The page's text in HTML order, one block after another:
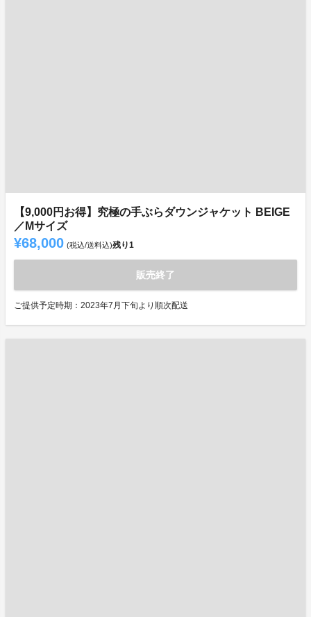
【9,000円お得】究極の手ぶらダウンジャケット BEIGE
／Mサイズ
¥68,000 (税込/送料込)残り1
販売終了
ご提供予定時期：2023年7月下旬より順次配送